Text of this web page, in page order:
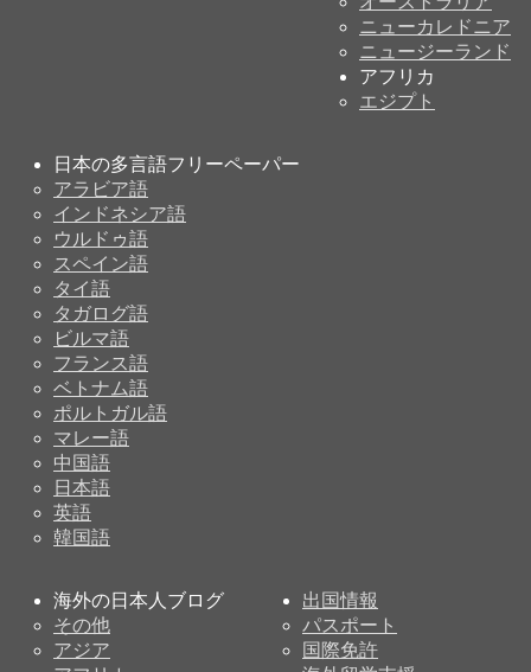
ニューカレドニア
ニュージーランド
アフリカ
エジプト
日本の多言語フリーペーパー
アラビア語
インドネシア語
ウルドゥ語
スペイン語
タイ語
タガログ語
ビルマ語
フランス語
ベトナム語
ポルトガル語
マレー語
中国語
日本語
英語
韓国語
海外の日本人ブログ
その他
アジア
出国情報
パスポート
国際免許